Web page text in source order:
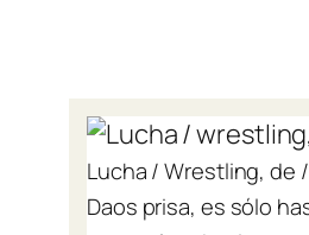
Lucha /Wrestling, de /
Daos prisa, es sólo